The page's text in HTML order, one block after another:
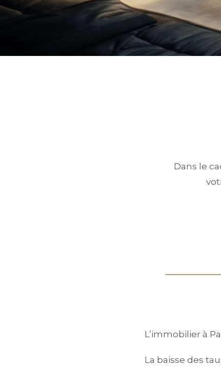
Dans le
L’immobilier à
La baisse des